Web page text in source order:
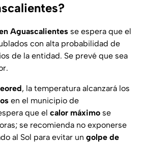
Aguascalientes se espera que el
con alta probabilidad de
de la entidad. Se prevé que sea
, la temperatura alcanzará los
en el municipio de
que el calor máximo se
se recomienda no exponerse
al Sol para evitar un golpe de